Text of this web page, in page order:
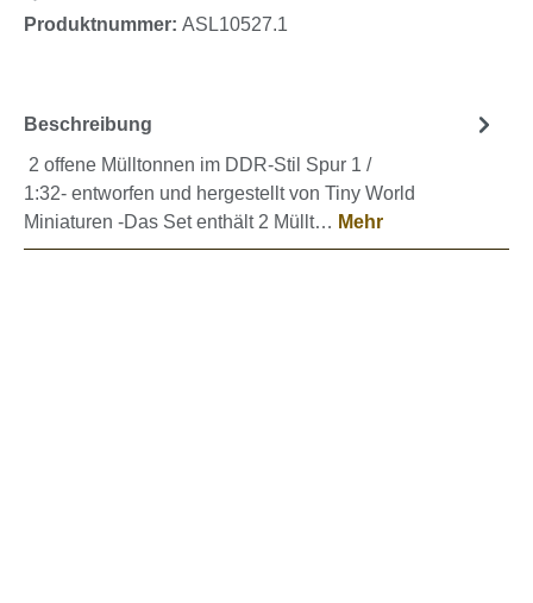
Produktnummer: ASL10527.1
Beschreibung
2 offene Mülltonnen im DDR-Stil Spur 1 /
1:32- entworfen und hergestellt von Tiny World
Miniaturen -Das Set enthält 2 Müllt… Mehr